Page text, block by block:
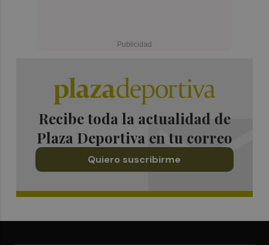
Recibe toda la actualidad de
Plaza Deportiva en tu correo
Quiero suscribirme